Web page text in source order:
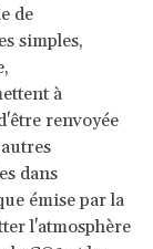
de
simples,
à
renvoyée
dans
émise par la
l'atmosphère